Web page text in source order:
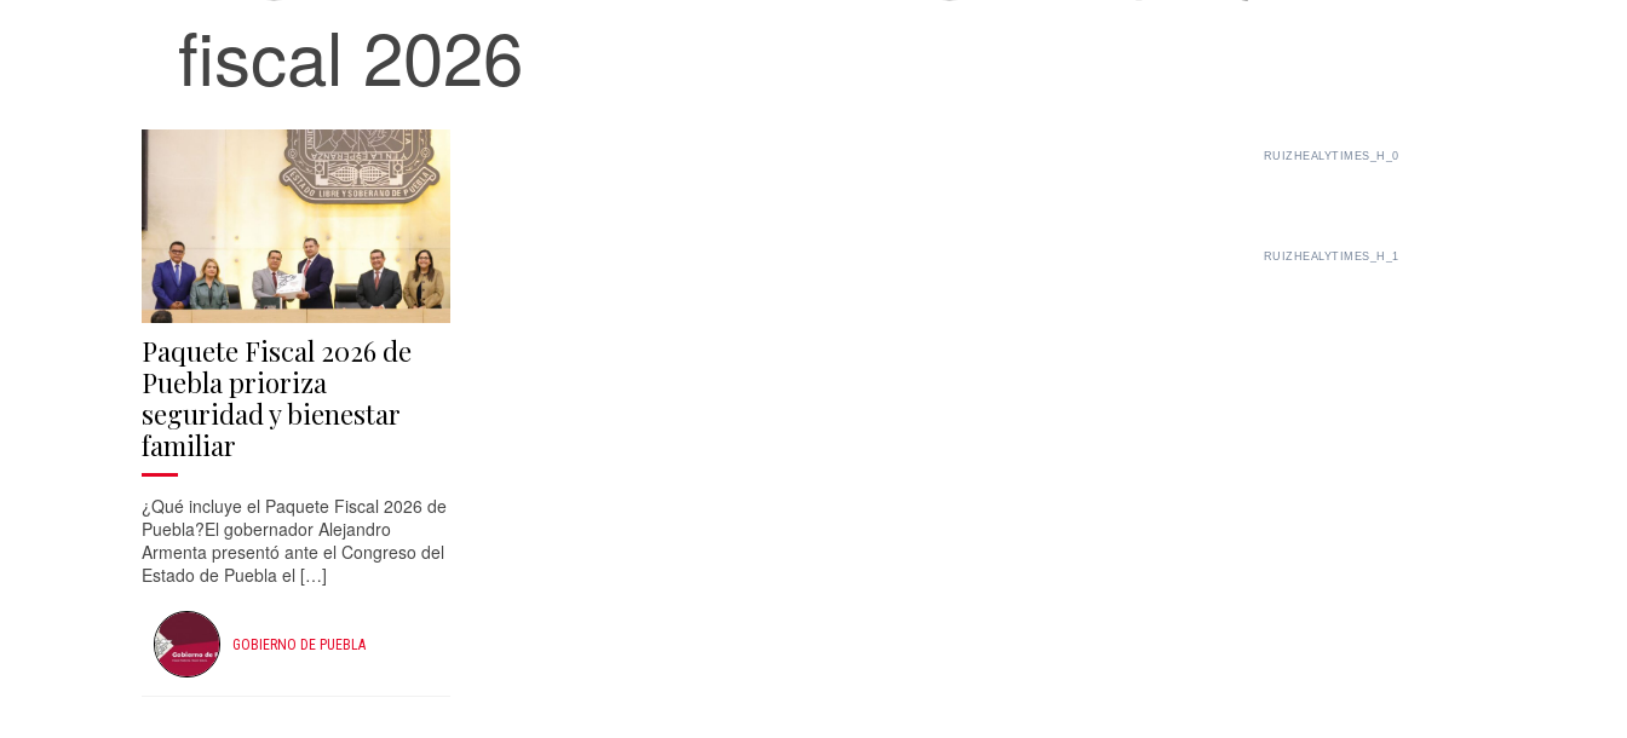
fiscal 2026
Paquete Fiscal 2026 de
Puebla prioriza
seguridad y bienestar
familiar
¿Qué incluye el Paquete Fiscal 2026 de
Puebla?El gobernador Alejandro
Armenta presentó ante el Congreso del
Estado de Puebla el […]
GOBIERNO DE PUEBLA
RUIZHEALYTIMES_H_0
RUIZHEALYTIMES_H_1